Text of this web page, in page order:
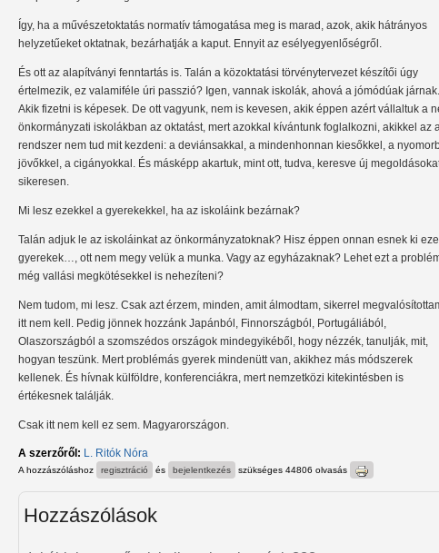
Így, ha a művészetoktatás normatív támogatása meg is marad, azok, akik hátrányos
helyzetűeket oktatnak, bezárhatják a kaput. Ennyit az esélyegyenlőségről.
És ott az alapítványi fenntartás is. Talán a közoktatási törvénytervezet készítői úgy
értelmezik, ez valamiféle úri passzió? Igen, vannak iskolák, ahová a jómódúak járnak.
Akik fizetni is képesek. De ott vagyunk, nem is kevesen, akik éppen azért vállaltuk a
önkormányzati iskolákban az oktatást, mert azokkal kívántunk foglalkozni, akikkel az
rendszer nem tud mit kezdeni: a deviánsakkal, a mindenhonnan kiesőkkel, a
jövőkkel, a cigányokkal. És másképp akartuk, mint ott, tudva, keresve új
sikeresen.
Mi lesz ezekkel a gyerekekkel, ha az iskoláink bezárnak?
Talán adjuk le az iskoláinkat az önkormányzatoknak? Hisz éppen onnan esnek ki
gyerekek…, ott nem megy velük a munka. Vagy az egyházaknak? Lehet ezt a
még vallási megkötésekkel is nehezíteni?
Nem tudom, mi lesz. Csak azt érzem, minden, amit álmodtam, sikerrel
itt nem kell. Pedig jönnek hozzánk Japánból, Finnországból, Portugáliából,
Olaszországból a szomszédos országok mindegyikéből, hogy nézzék, tanulják, mit,
hogyan teszünk. Mert problémás gyerek mindenütt van, akikhez más módszerek
kellenek. És hívnak külföldre, konferenciákra, mert nemzetközi kitekintésben is
értékesnek találják.
Csak itt nem kell ez sem. Magyarországon.
A szerzőről: L. Ritók Nóra
A hozzászóláshoz regisztráció és bejelentkezés szükséges 44806 olvasás
Hozzászólások